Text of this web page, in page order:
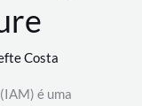
Costa
é uma